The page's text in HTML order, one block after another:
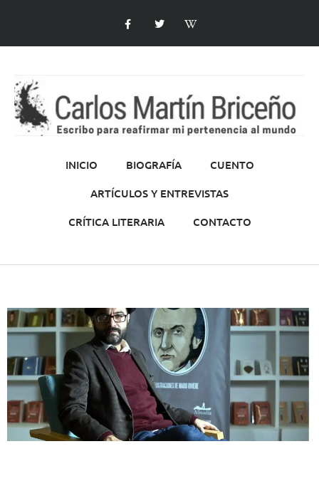
INICIO BIOGRAFÍA
CUENTO
ARTÍCULOS Y ENTREVISTAS
CRÍTICA LITERARIA
CONTACTO